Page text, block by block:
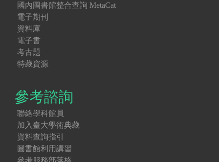
國內圖書館整合查詢 MetaCat
電子期刊
資料庫
電子書
考古題
特藏資源
參考諮詢
聯絡學科館員
加入臺大學術典藏
資料查詢指引
圖書館利用講習